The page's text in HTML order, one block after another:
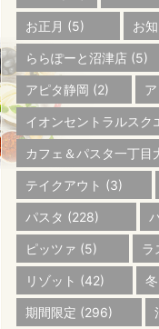
お正月 (5) お
ららぽーと沼津店 (5)
アピタ静岡 (2)
イオンセントラルスク
カフェ＆パスタ一丁目
テイクアウト (3)
パスタ (228)
ピッツァ (5) ラ
リゾット (42)
期間限定 (296)